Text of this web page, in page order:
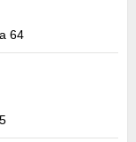
64